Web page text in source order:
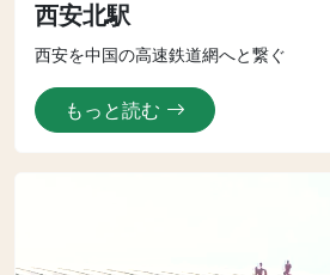
西安北駅
西安を中国の高速鉄道網へと繋ぐ
もっと読む